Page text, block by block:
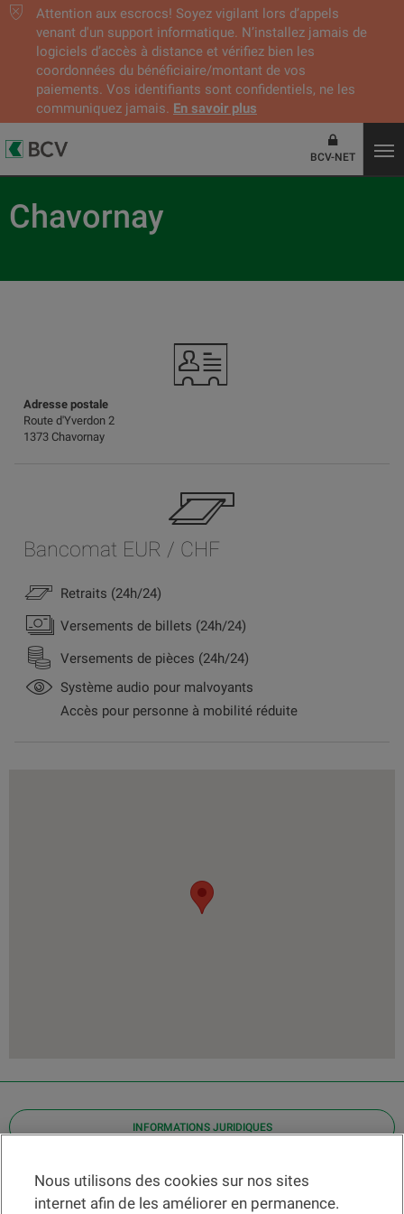
Attention aux escrocs! Soyez vigilant lors d’appels
venant d'un support informatique. N’installez jamais de
logiciels d’accès à distance et vérifiez bien les
coordonnées du bénéficiaire/montant de vos
paiements. Vos identifiants sont confidentiels, ne les
communiquez jamais. En savoir plus
BCV-NET
Chavornay
Adresse postale
Route d'Yverdon 2
1373 Chavornay
Bancomat EUR / CHF
Retraits (24h/24)
Versements de billets (24h/24)
Versements de pièces (24h/24)
Système audio pour malvoyants
Accès pour personne à mobilité réduite
INFORMATIONS JURIDIQUES
Contact
Localiser une agence
Nous utilisons des cookies sur nos sites
internet afin de les améliorer en permanence.